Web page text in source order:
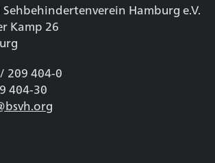
Hamburg e.V.
Kamp 26
209 404-0
404-30